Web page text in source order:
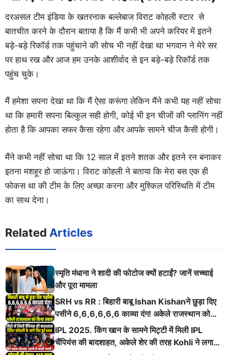
दरअसल टीम इंडिया के खतरनाक बल्लेबाज विराट कोहली स्टार से
बातचीत करने के दौरान बताया है कि मैं कभी भी अपने करियर में इतने
बड़े-बड़े रिकॉर्ड तक पहुंचाने की सोच भी नहीं देखा था भगवान ने मेरे सर
पर हाथ रख और आज हम उनके आशीर्वाद से इन बड़े-बड़े रिकॉर्ड तक
पहुंच चुके।
मैं हमेशा सपना देखा था कि मैं ऐसा करूंगा लेकिन मैंने कभी यह नहीं सोचा
था कि हमारी सपना बिल्कुल सही होगी, कोई भी इन चीजों की प्लानिंग नहीं
होता है कि आपका सफर कैसा रहेगा और आपके सामने चीज कैसी होगी।
मैंने कभी नहीं सोचा था कि 12 साल में इतने शतक और इतने रन बनाकर
इतना मशहूर हो जाऊंगा। विराट कोहली ने बताया कि मेरा बस एक ही
फोकस था की टीम के लिए अच्छा करना और मुश्किल परिस्थिति में टीम
का साथ देना।
Related Articles
स्मृति मंधाना ने शादी की फोटोज क्यों हटाईं? जानें सच्चाई
और पूरा मामला
SRH vs RR : बिहारी बाबू Ishan Kishanने छुड़ा दिए
पसीने 6,6,6,6,6,6 काव्या दंग! अकेले राजस्थान को
किया तबाह!
IPL 2025. किंग खान के सामने मिट्टी में मिली IPL
चैंपियंस की बादशाहत, अकेले शेर की तरह Kohli ने लगाई